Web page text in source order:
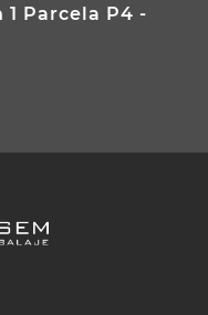
Parcela P4 -